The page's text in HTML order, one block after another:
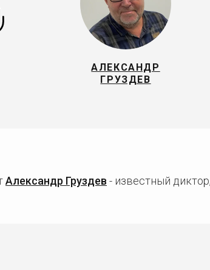
АЛЕКСАНДР
ГРУЗДЕВ
Александр Груздев - известный